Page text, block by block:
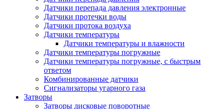
Датчики перепада давления электронные
Датчики протечки воды
Датчики протока воздуха
Датчики температуры
Датчики температуры и влажности
Датчики температуры погружные
Датчики температуры погружные, с быстрым
ответом
Комбинированные датчики
Сигнализаторы угарного газа
Затворы
Затворы дисковые поворотные